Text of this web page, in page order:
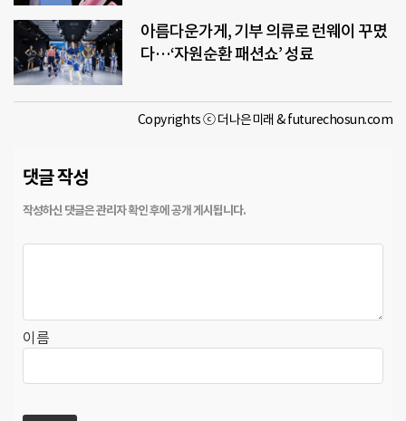
아름다운가게, 기부 의류로 런웨이 꾸몄
다…‘자원순환 패션쇼’ 성료
Copyrights ⓒ 더나은미래 & futurechosun.com
댓글 작성
이름